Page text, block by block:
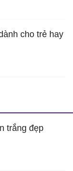
cho trẻ hay
trắng đẹp